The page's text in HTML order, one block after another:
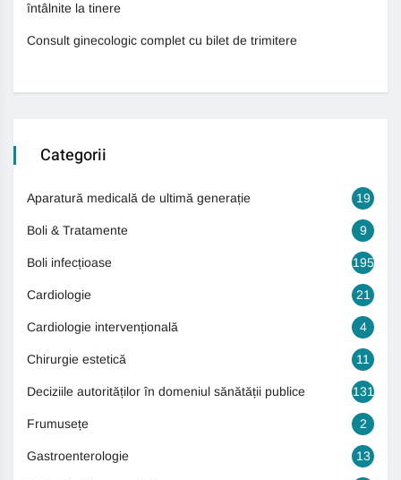
întâlnite la tinere
Consult ginecologic complet cu bilet de trimitere
Categorii
Aparatură medicală de ultimă generație 19
Boli & Tratamente 9
Boli infecțioase 195
Cardiologie 21
Cardiologie intervențională 4
Chirurgie estetică 11
Deciziile autorităților în domeniul sănătății publice 131
Frumusețe 2
Gastroenterologie 13